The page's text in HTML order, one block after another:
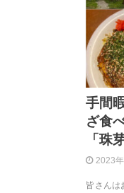
手間
ざ食
「珠
2023
皆さん